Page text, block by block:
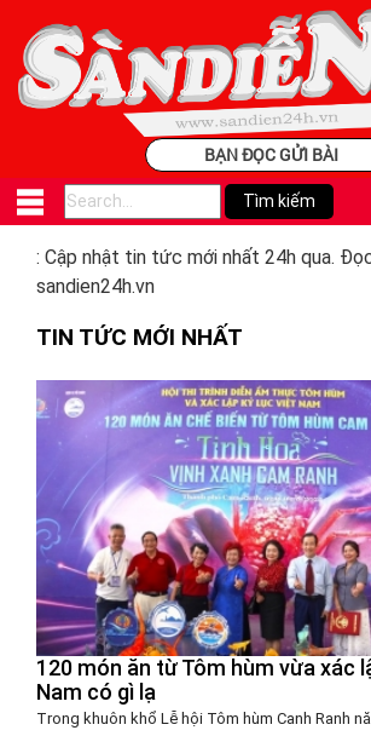
BẠN ĐỌC GỬI BÀI
: Cập nhật tin tức mới nhất 24h qua.
sandien24h.vn
TIN TỨC MỚI NHẤT
120 món ăn từ Tôm hùm vừa xác
Nam có gì lạ
Trong khuôn khổ Lễ hội Tôm hùm Canh Ranh